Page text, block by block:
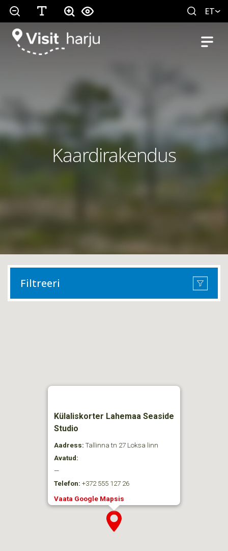
ET
Kaardirakendus
Filtreeri
Külaliskorter Lahemaa Seaside
Studio
Aadress: Tallinna tn 27 Loksa linn
Avatud:
—
Telefon: +372 555 127 26
Vaata Google Mapsis